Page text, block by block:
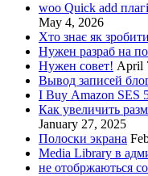
woo Quick add
May 4, 2026
Хто знає як
Нужен разраб на
Нужен совет! April
Вывод записей
I Buy Amazon SES
Как увеличить
January 27, 2025
Полоски экрана
Media Library в
не отобржаються